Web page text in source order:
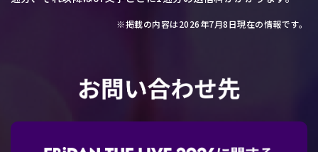
※掲載の内容は2026年7月8日現在の情報です。